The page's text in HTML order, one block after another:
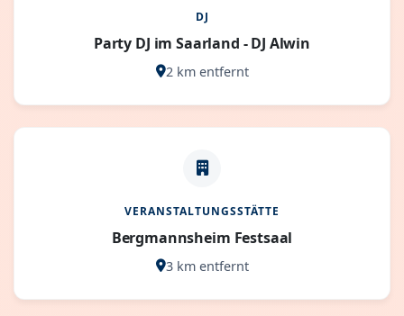
DJ
Party DJ im Saarland - DJ Alwin
2 km entfernt
VERANSTALTUNGSSTÄTTE
Bergmannsheim Festsaal
3 km entfernt